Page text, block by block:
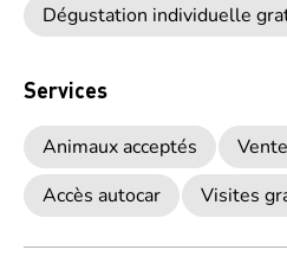
Dégustation individuelle
Services
Animaux acceptés
Accès autocar
Visites